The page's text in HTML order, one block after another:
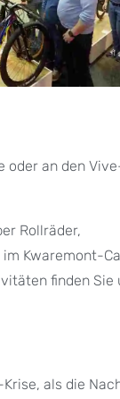
oder an den
Rollräder,
Kwaremont-
finden Sie
als die